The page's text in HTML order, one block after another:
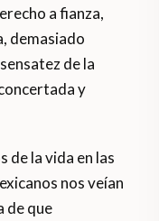
a fianza,
demasiado
de la
y
de la vida en las
nos veían
de que